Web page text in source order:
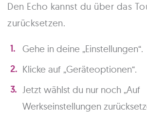
Den Echo kannst du über das
zurücksetzen.
Gehe in deine „Einstellungen“.
Klicke auf „Geräteoptionen“.
Jetzt wählst du nur noch „Auf
Werkseinstellungen